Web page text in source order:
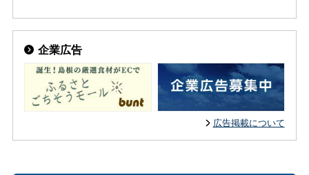
企業広告
広告掲載について